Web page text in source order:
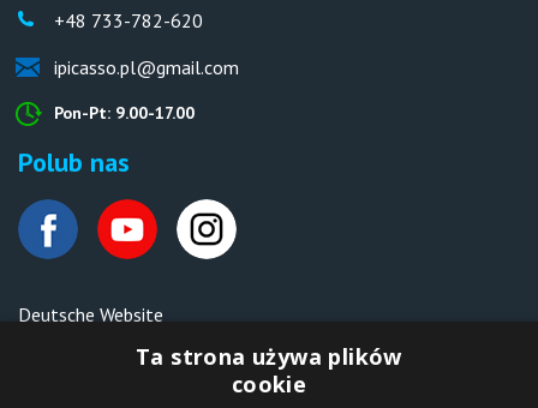
+48 733-782-620
ipicasso.pl@gmail.com
Pon-Pt: 9.00-17.00
Polub nas
Deutsche Website
Malen nach Zahlen Ipicasso.de
Ta strona używa plików
cookie